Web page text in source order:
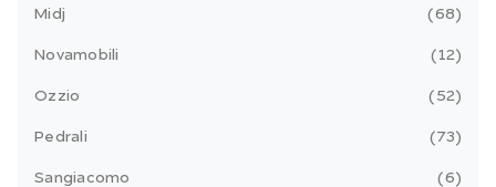
Midj 68
Novamobili 12
Ozzio 52
Pedrali 73
Sangiacomo 6